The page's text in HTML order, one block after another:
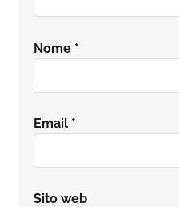
Nome *
Email *
Sito web